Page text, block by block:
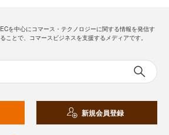
ECを中心にコマース・テクノロジーに関する情報を発信す
ることで、コマースビジネスを支援するメディアです。
新規会員登録